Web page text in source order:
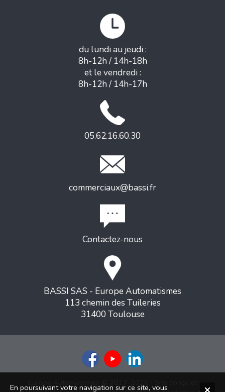
du lundi au jeudi :
8h-12h / 14h-18h
et le vendredi :
8h-12h / 14h-17h
05.62.16.60.30
commerciaux@bassi.fr
Contactez-nous
BASSI SAS - Europe Automatismes
113 chemin des Tuileries
31400 Toulouse
Europe Automatismes © 2017-2026 | Site conçu et
En poursuivant votre navigation sur ce site, vous